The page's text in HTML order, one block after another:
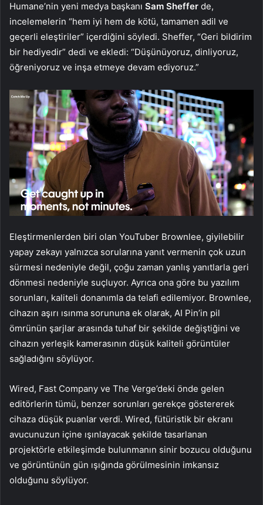
Humane’nin yeni medya başkanı Sam Sheffer de,
incelemelerin “hem iyi hem de kötü, tamamen adil ve
geçerli eleştiriler” içerdiğini söyledi. Sheffer, “Geri bildirim
bir hediyedir” dedi ve ekledi: “Düşünüyoruz, dinliyoruz,
öğreniyoruz ve inşa etmeye devam ediyoruz.”
Eleştirmenlerden biri olan YouTuber Brownlee, giyilebilir
yapay zekayı yalnızca sorularına yanıt vermenin çok uzun
sürmesi nedeniyle değil, çoğu zaman yanlış yanıtlarla geri
dönmesi nedeniyle suçluyor. Ayrıca ona göre bu yazılım
sorunları, kaliteli donanımla da telafi edilemiyor. Brownlee,
cihazın aşırı ısınma sorununa ek olarak, AI Pin’in pil
ömrünün şarjlar arasında tuhaf bir şekilde değiştiğini ve
cihazın yerleşik kamerasının düşük kaliteli görüntüler
sağladığını söylüyor.
Wired, Fast Company ve The Verge’deki önde gelen
editörlerin tümü, benzer sorunları gerekçe göstererek
cihaza düşük puanlar verdi. Wired, fütüristik bir ekranı
avucunuzun içine ışınlayacak şekilde tasarlanan
projektörle etkileşimde bulunmanın sinir bozucu olduğunu
ve görüntünün gün ışığında görülmesinin imkansız
olduğunu söylüyor.